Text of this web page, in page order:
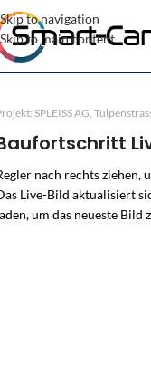
Skip to navigation
Skip to main content
SPLEISS AG,
nach rechts ziehen,
Live-Bild aktualisiert
um das neueste Bild